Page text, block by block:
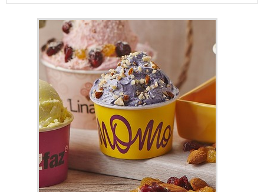
área de atuação.MAIS
DETALHES SOBRE BOBINA DE
SACO PLÁSTICO PARA
ALIMENTOSSe alguém buscar
por bobinas de saco plástico
para alimentos referência de
atendimento, chega até a
Progress. Atuando com suporte
de bobina para parede e
embalagem pl...